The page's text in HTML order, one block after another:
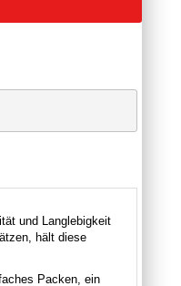
und Langlebigkeit
hält diese
Packen, ein